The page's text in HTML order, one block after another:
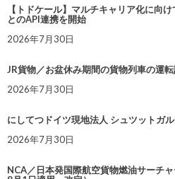
【トドケール】マルチキャリア化に向
とのAPI連携を開始
2026年7月30日
JR貨物／お盆休み期間の貨物列車の運
2026年7月30日
にしてつドイツ現地法人 シュツットガ
2026年7月30日
NCA／日本発国際航空貨物燃油サーチ